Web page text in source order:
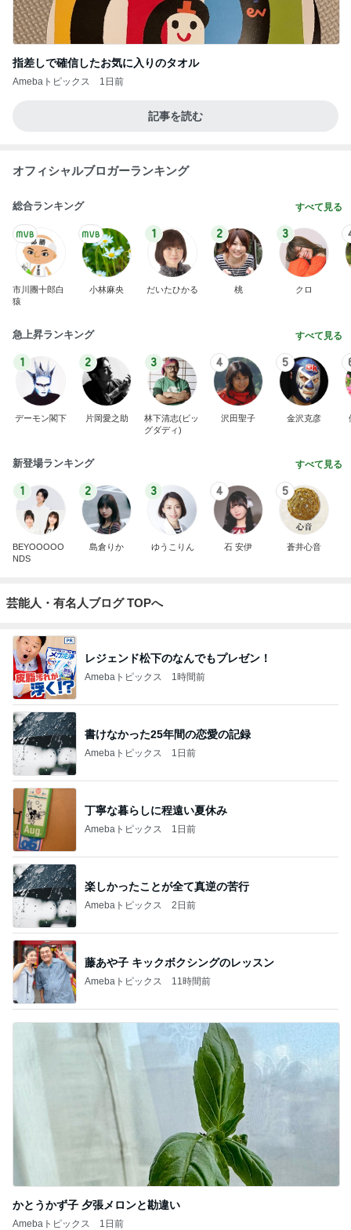
指差しで確信したお気に入りのタオル
Amebaトピックス 1日前
記事を読む
オフィシャルブロガーランキング
総合ランキング すべて見る
市川團十郎白
猿
小林麻央
1
だいたひかる
2
桃
3
クロ
急上昇ランキング すべて見る
1
デーモン閣下
2
片岡愛之助
3
林下清志(ビッ
グダディ)
4
沢田聖子
5
金沢克彦
新登場ランキング すべて見る
1
BEYOOOOO
NDS
2
島倉りか
3
ゆうこりん
4
石 安伊
5
蒼井心音
芸能人・有名人ブログ TOPへ
レジェンド松下のなんでもプレゼン！
Amebaトピックス 1時間前
書けなかった25年間の恋愛の記録
Amebaトピックス 1日前
丁寧な暮らしに程遠い夏休み
Amebaトピックス 1日前
楽しかったことが全て真逆の苦行
Amebaトピックス 2日前
藤あや子 キックボクシングのレッスン
Amebaトピックス 11時間前
かとうかず子 夕張メロンと勘違い
Amebaトピックス 1日前